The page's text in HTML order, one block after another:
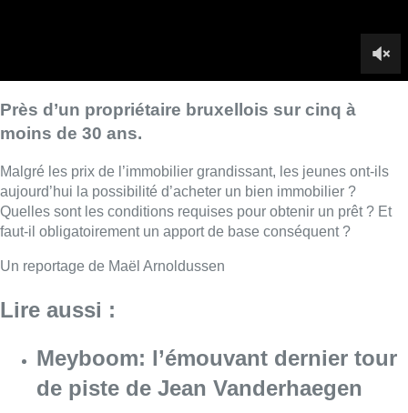
Meyboom: l’émouvant dernier tour
de piste de Jean Vanderhaegen